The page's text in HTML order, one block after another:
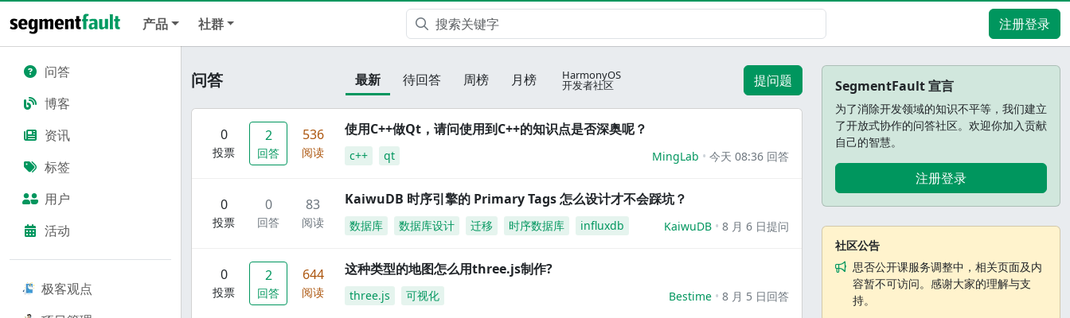
产品 社群 注册登录
问答
博客
资讯
标签
用户
活动
极客观点
问答 最新 待回答 周榜 月榜 HarmonyOS
开发者社区 提问题
0
投票
2
回答
536
阅读
使用C++做Qt，请问使用到C++的知识点是否深奥呢？
c++ qt MingLab 今天 08:36 回答
0
投票
0
回答
83
阅读
KaiwuDB 时序引擎的 Primary Tags 怎么设计才不会踩坑？
数据库 数据库设计 迁移 时序数据库 influxdb KaiwuDB 8 月 6 日提问
0
投票
2
回答
644
阅读
这种类型的地图怎么用three.js制作?
three.js 可视化 Bestime 8 月 5 日回答
SegmentFault 宣言
为了消除开发领域的知识不平等，我们建立
了开放式协作的问答社区。欢迎你加入贡献
自己的智慧。
注册登录
社区公告
思否公开课服务调整中，相关页面及内
容暂不可访问。感谢大家的理解与支
持。